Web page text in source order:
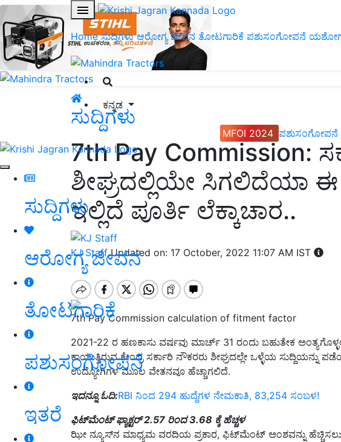
Home ಸುದ್ದಿಗಳು ಆರೋಗ್ಯ ಜೀವನ ತೋಟಗಾರಿಕೆ ಪಶುಸಂಗೋಪನೆ
ಕನ್ನಡ
MFOI 2024 ಪಶುಸಂಗೋಪನೆ
ಸುದ್ದಿಗಳು
ಆರೋಗ್ಯ ಜೀವನ
ತೋಟಗಾರಿಕೆ
ಪಶುಸಂಗೋಪನೆ
ಇತರೆ
ಸುದ್ದಿಗಳು
7th Pay Commission:
ಶೀಘ್ರದಲ್ಲಿಯೇ ಸಿಗಲಿದೆಯಾ ಈ
ಇಲ್ಲಿದೆ ಪೂರ್ತಿ ಲೆಕ್ಕಾಚಾರ..
KJ StaffUpdated on: 17 October, 2022 11:07 AM IST
7th Pay Commission calculation of fitment factor
2021-22 ರ ಹಣಕಾಸು ವರ್ಷವು ಮಾರ್ಚ್ 31 ರಂದು ಬಹುತೇಕ
ಕಾಯುತ್ತಿರುವ ಕೇಂದ್ರ ಸರ್ಕಾರಿ ನೌಕರರು ಶೀಘ್ರದಲ್ಲೇ ಒಳ್ಳೆಯ
ಉದ್ಯೋಗಿಗಳ ಮೂಲ ವೇತನವೂ ಹೆಚ್ಚಾಗಲಿದೆ.
ಇದನ್ನೂ ಓದಿ:RBI ನಿಂದ 294 ಹುದ್ದೆಗಳ ನೇಮಕಾತಿ, 83,254 ಸಂಬಳ!
ಫಿಟ್‌ಮೆಂಟ್ ಫ್ಯಾಕ್ಟರ್ 2.57 ರಿಂದ 3.68 ಕ್ಕೆ ಹೆಚ್ಚಳ
ಝೀ ನ್ಯೂಸ್‌ನ ಮಾಧ್ಯಮ ವರದಿಯ ಪ್ರಕಾರ, ಫಿಟ್‌ಮೆಂಟ್ ಅಂಶವನ್ನು ಹೆಚ್ಚಿಸಲು